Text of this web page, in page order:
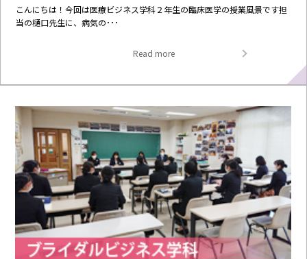
こんにちは！今回は医療ビジネス学科２年生の臨床医学の授業風景です担
当の樋口先生に、病気の･･･
Read more